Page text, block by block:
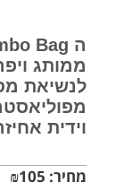
ממותג
לנשיאת
וידית
מחיר: ₪105